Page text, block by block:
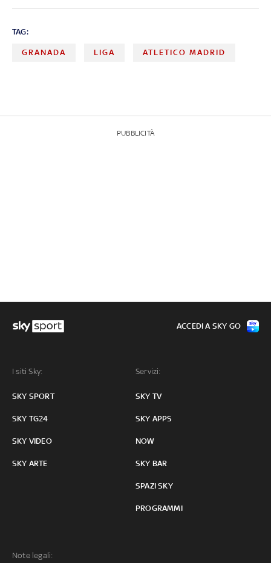
TAG:
GRANADA LIGA ATLETICO MADRID
PUBBLICITÀ
I siti Sky:
SKY SPORT
SKY TG24
SKY VIDEO
SKY ARTE
Servizi:
SKY TV
SKY APPS
NOW
SKY BAR
SPAZI SKY
PROGRAMMI
Note legali:
ACCEDI A SKY GO